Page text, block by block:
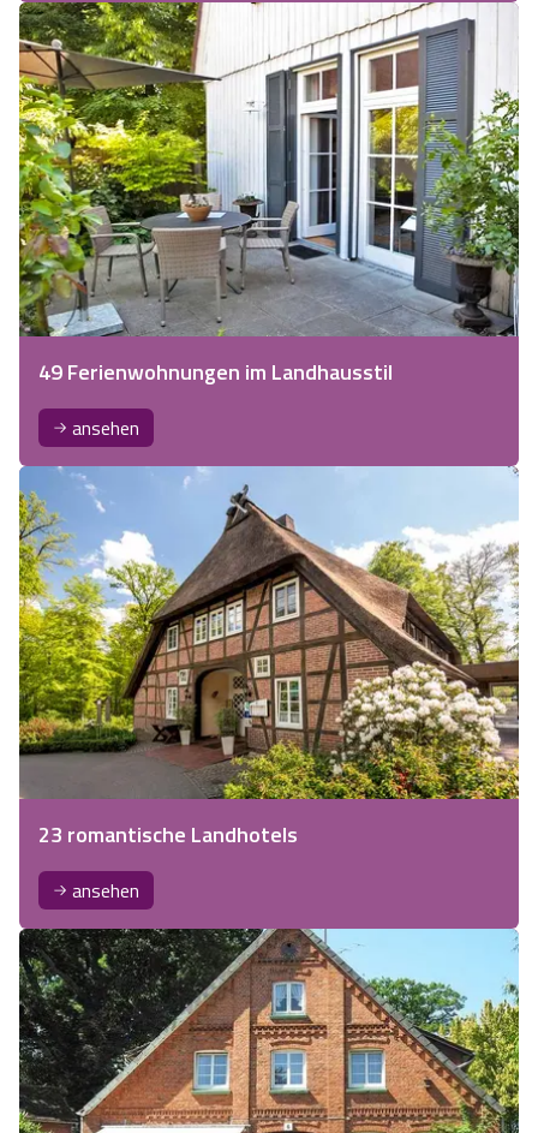
49 Ferienwohnungen im Landhausstil
ansehen
23 romantische Landhotels
ansehen